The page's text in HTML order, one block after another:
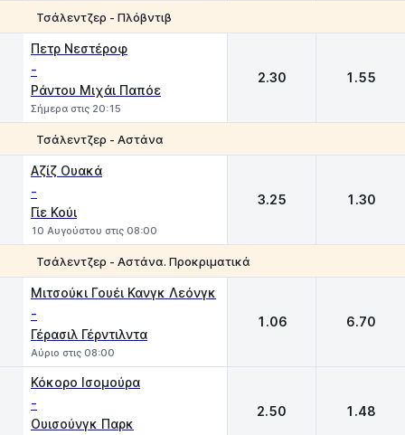
Τσάλεντζερ - Πλόβντιβ
Πετρ Νεστέροφ
-
Ράντου Μιχάι Παπόε
Σήμερα στις 20:15
2.30 1.55
Τσάλεντζερ - Αστάνα
Αζίζ Ουακά
-
Γίε Κούι
10 Αυγούστου στις 08:00
3.25 1.30
Τσάλεντζερ - Αστάνα. Προκριματικά
Μιτσούκι Γουέι Κανγκ Λεόνγκ
-
Γέρασιλ Γέρντιλντα
Αύριο στις 08:00
1.06 6.70
Κόκορο Ισομούρα
-
Ουισούνγκ Παρκ
2.50 1.48